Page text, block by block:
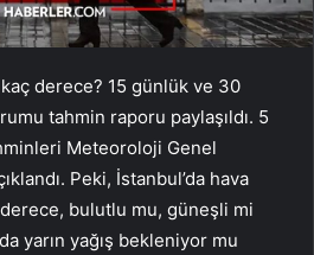
kaç derece? 15 günlük ve 30
tahmin raporu paylaşıldı. 5
Meteoroloji Genel
Peki, İstanbul’da hava
bulutlu mu, güneşli mi
yarın yağış bekleniyor mu